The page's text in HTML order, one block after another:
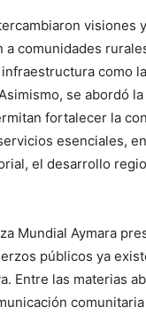
visiones
a comunidades
como
se abordó
fortalecer la
esenciales,
el desarrollo
Mundial Aymara
públicos ya
Entre las materias